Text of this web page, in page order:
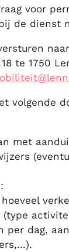
voor
de dienst
te 1750
volgende
met
hoeveel
(type
per dag,